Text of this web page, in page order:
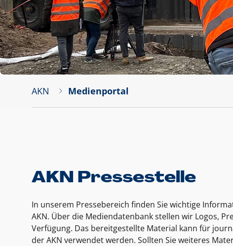
AKN Medienportal
AKN Pressestelle
In unserem Pressebereich finden Sie wichtige
AKN. Über die Mediendatenbank stellen wir Logos,
Verfügung. Das bereitgestellte Material kann für
der AKN verwendet werden. Sollten Sie weiteres